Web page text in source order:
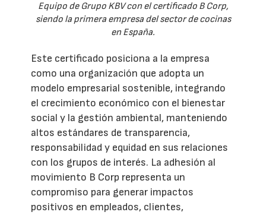
Equipo de Grupo KBV con el certificado B Corp,
siendo la primera empresa del sector de cocinas
en España.
Este certificado posiciona a la empresa
como una organización que adopta un
modelo empresarial sostenible, integrando
el crecimiento económico con el bienestar
social y la gestión ambiental, manteniendo
altos estándares de transparencia,
responsabilidad y equidad en sus relaciones
con los grupos de interés. La adhesión al
movimiento B Corp representa un
compromiso para generar impactos
positivos en empleados, clientes,